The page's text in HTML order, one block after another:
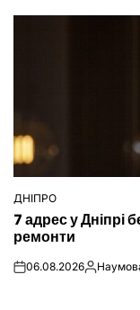
ОПУБЛІКУВАТИ
У
ДНІПРО
7 адрес у Дніпрі
ремонти
on06.08.2026